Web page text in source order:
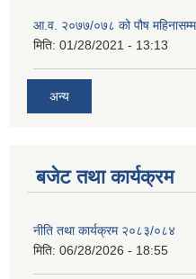
आ.व. २०७७/०७८ को पौष
मिति: 01/28/2021 - 13:13
अन्य
बजेट तथा कार्यक्रम
नीति तथा कार्यक्रम २०८३/०८४
मिति: 06/28/2026 - 18:55